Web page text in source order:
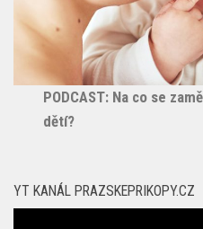
PODCAST: Na co se
dětí?
YT KANÁL PRAZSKEPRIKOPY.CZ